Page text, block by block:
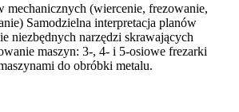
mechanicznych (wiercenie, frezowanie,
Samodzielna interpretacja planów
niezbędnych narzędzi skrawających
maszyn: 3-, 4- i 5-osiowe frezarki
do obróbki metalu.